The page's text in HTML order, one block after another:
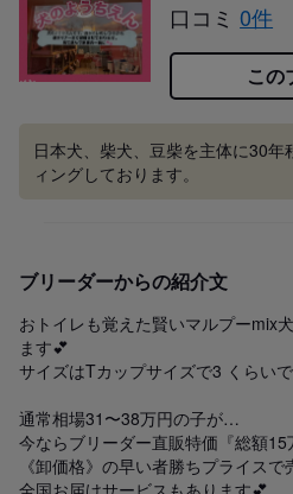
口コミ 0件
この
日本犬、柴犬、豆柴を主体に30年
ィングしております。
ブリーダーからの紹介文
おトイレも覚えた賢いマルプーmix
ます💕
サイズはTカップサイズで3 くらいで
通常相場31〜38万円の子が…
今ならブリーダー直販特価『総額15
《卸価格》の早い者勝ちプライス
全国お届けサービスもあります💕